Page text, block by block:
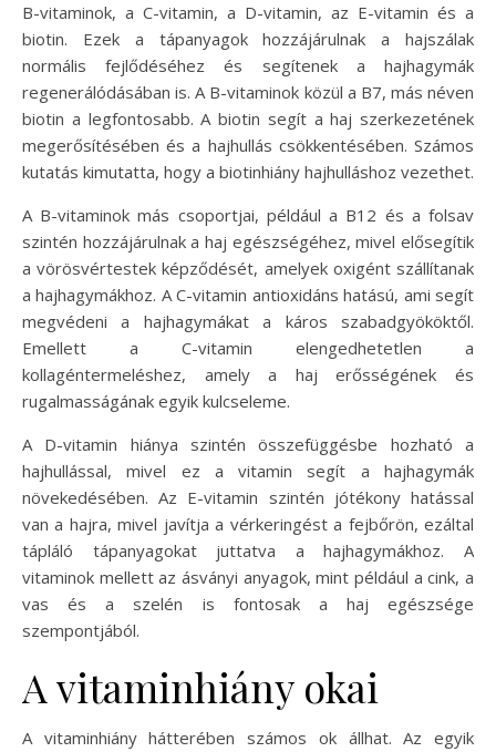
B-vitaminok, a C-vitamin, a D-vitamin, az E-vitamin és a
biotin. Ezek a tápanyagok hozzájárulnak a hajszálak
normális fejlődéséhez és segítenek a hajhagymák
regenerálódásában is. A B-vitaminok közül a B7, más néven
biotin a legfontosabb. A biotin segít a haj szerkezetének
megerősítésében és a hajhullás csökkentésében. Számos
kutatás kimutatta, hogy a biotinhiány hajhulláshoz vezethet.
A B-vitaminok más csoportjai, például a B12 és a folsav
szintén hozzájárulnak a haj egészségéhez, mivel elősegítik
a vörösvértestek képződését, amelyek oxigént szállítanak
a hajhagymákhoz. A C-vitamin antioxidáns hatású, ami segít
megvédeni a hajhagymákat a káros szabadgyököktől.
Emellett a C-vitamin elengedhetetlen a
kollagéntermeléshez, amely a haj erősségének és
rugalmasságának egyik kulcseleme.
A D-vitamin hiánya szintén összefüggésbe hozható a
hajhullással, mivel ez a vitamin segít a hajhagymák
növekedésében. Az E-vitamin szintén jótékony hatással
van a hajra, mivel javítja a vérkeringést a fejbőrön, ezáltal
tápláló tápanyagokat juttatva a hajhagymákhoz. A
vitaminok mellett az ásványi anyagok, mint például a cink, a
vas és a szelén is fontosak a haj egészsége
szempontjából.
A vitaminhiány okai
A vitaminhiány hátterében számos ok állhat. Az egyik